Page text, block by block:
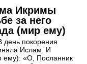
Икримы
за него
(мир ему)
день покорения
Ислам. И
ему): «О, Посланник